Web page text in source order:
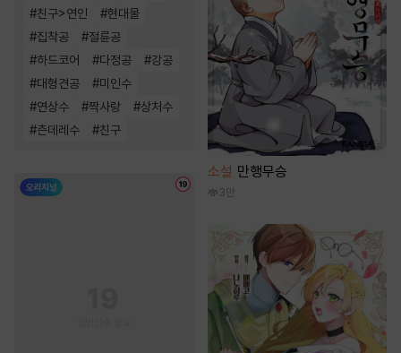
#친구>연인 #현대물
#집착공 #절륜공
#하드코어 #다정공 #강공
#대형견공 #미인수
#연상수 #짝사랑 #상처수
#츤데레수 #친구
소설 만행무승
3만